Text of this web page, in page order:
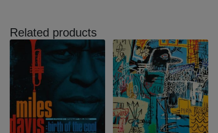
Related products